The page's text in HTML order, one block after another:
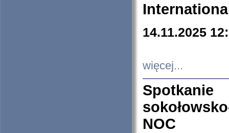
14.11.2025
więcej...
NOC